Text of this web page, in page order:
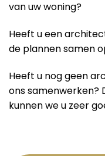
van uw woning?
Heeft u een
de plannen samen
Heeft u nog geen
ons samenwerken?
kunnen we u zeer